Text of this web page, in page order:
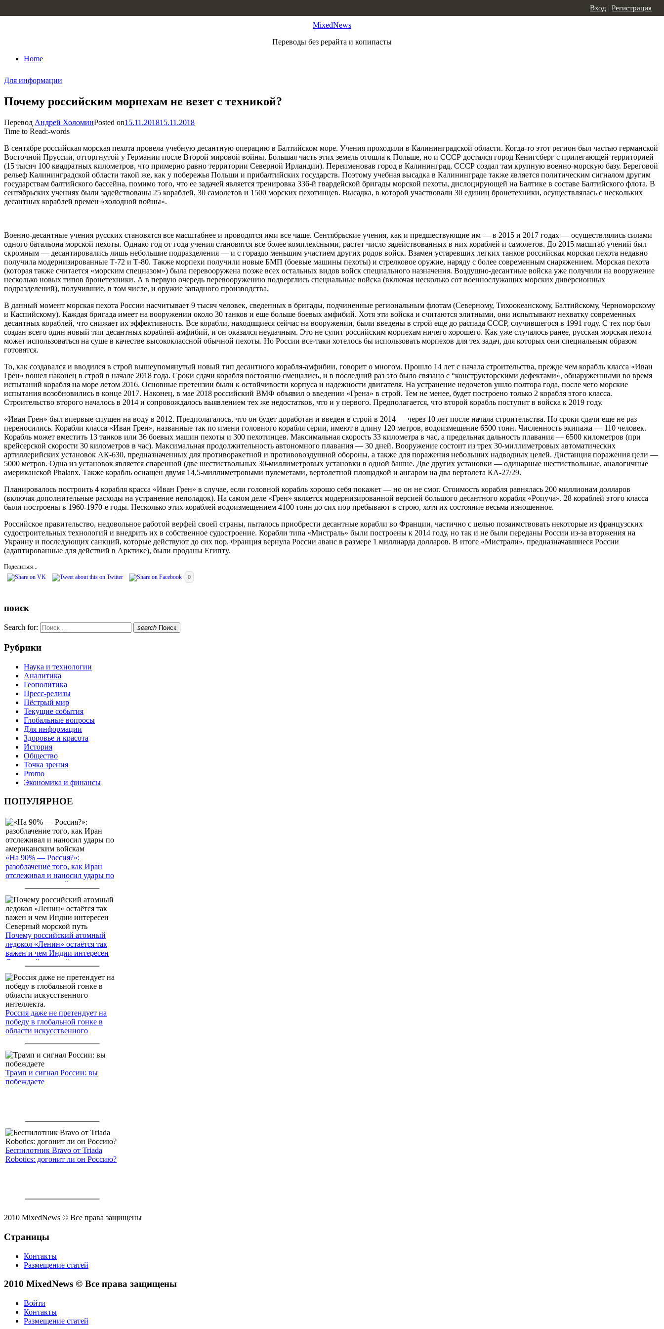
MixedNews
Переводы без рерайта и копипасты
Home
Вход | Регистрация
Для информации
Почему российским морпехам не везет с техникой?
Перевод Андрей ХоломинPosted on15.11.201815.11.2018
Time to Read:-words
В сентябре российская морская пехота провела учебную десантную операцию в Балтийском море. Учения проходили в Калининградской области. Когда-то этот регион был частью германской
Восточной Пруссии, отторгнутой у Германии после Второй мировой войны. Большая часть этих земель отошла к Польше, но и СССР достался город Кенигсберг с прилегающей территорией
(15 тысяч 100 квадратных километров, что примерно равно территории Северной Ирландии). Переименовав город в Калининград, СССР создал там крупную военно-морскую базу. Береговой
рельеф Калининградской области такой же, как у побережья Польши и прибалтийских государств. Поэтому учебная высадка в Калининграде также является политическим сигналом другим
государствам балтийского бассейна, помимо того, что ее задачей является тренировка 336-й гвардейской бригады морской пехоты, дислоцирующей на Балтике в составе Балтийского флота. В
сентябрьских учениях были задействованы 25 кораблей, 30 самолетов и 1500 морских пехотинцев. Высадка, в которой участвовали 30 единиц бронетехники, осуществлялась с нескольких
десантных кораблей времен «холодной войны».
Военно-десантные учения русских становятся все масштабнее и проводятся ими все чаще. Сентябрьские учения, как и предшествующие им — в 2015 и 2017 годах — осуществлялись силами
одного батальона морской пехоты. Однако год от года учения становятся все более комплексными, растет число задействованных в них кораблей и самолетов. До 2015 масштаб учений был
скромным — десантировались лишь небольшие подразделения — и с гораздо меньшим участием других родов войск. Взамен устаревших легких танков российская морская пехота недавно
получила модернизированные Т-72 и Т-80. Также морпехи получили новые БМП (боевые машины пехоты) и стрелковое оружие, наряду с более современным снаряжением. Морская пехота
(которая также считается «морским спецназом») была перевооружена позже всех остальных видов войск специального назначения. Воздушно-десантные войска уже получили на вооружение
несколько новых типов бронетехники. А в первую очередь перевооружению подверглись специальные войска (включая несколько сот военнослужащих морских диверсионных
подразделений), получившие, в том числе, и оружие западного производства.
В данный момент морская пехота России насчитывает 9 тысяч человек, сведенных в бригады, подчиненные региональным флотам (Северному, Тихоокеанскому, Балтийскому, Черноморскому
и Каспийскому). Каждая бригада имеет на вооружении около 30 танков и еще больше боевых амфибий. Хотя эти войска и считаются элитными, они испытывают нехватку современных
десантных кораблей, что снижает их эффективность. Все корабли, находящиеся сейчас на вооружении, были введены в строй еще до распада СССР, случившегося в 1991 году. С тех пор был
создан всего один новый тип десантных кораблей-амфибий, и он оказался неудачным. Это не сулит российским морпехам ничего хорошего. Как уже случалось ранее, русская морская пехота
может использоваться на суше в качестве высококлассной обычной пехоты. Но России все-таки хотелось бы использовать морпехов для тех задач, для которых они специальным образом
готовятся.
То, как создавался и вводился в строй вышеупомянутый новый тип десантного корабля-амфибии, говорит о многом. Прошло 14 лет с начала строительства, прежде чем корабль класса «Иван
Грен» вошел наконец в строй в начале 2018 года. Сроки сдачи корабля постоянно смещались, и в последний раз это было связано с “конструкторскими дефектами», обнаруженными во время
испытаний корабля на море летом 2016. Основные претензии были к остойчивости корпуса и надежности двигателя. На устранение недочетов ушло полтора года, после чего морские
испытания возобновились в конце 2017. Наконец, в мае 2018 российский ВМФ объявил о введении «Грена» в строй. Тем не менее, будет построено только 2 корабля этого класса.
Строительство второго началось в 2014 и сопровождалось выявлением тех же недостатков, что и у первого. Предполагается, что второй корабль поступит в войска к 2019 году.
«Иван Грен» был впервые спущен на воду в 2012. Предполагалось, что он будет доработан и введен в строй в 2014 — через 10 лет после начала строительства. Но сроки сдачи еще не раз
переносились. Корабли класса «Иван Грен», названные так по имени головного корабля серии, имеют в длину 120 метров, водоизмещение 6500 тонн. Численность экипажа — 110 человек.
Корабль может вместить 13 танков или 36 боевых машин пехоты и 300 пехотинцев. Максимальная скорость 33 километра в час, а предельная дальность плавания — 6500 километров (при
крейсерской скорости 30 километров в час). Максимальная продолжительность автономного плавания — 30 дней. Вооружение состоит из трех 30-миллиметровых автоматических
артиллерийских установок АК-630, предназначенных для противоракетной и противовоздушной обороны, а также для поражения небольших надводных целей. Дистанция поражения цели —
5000 метров. Одна из установок является спаренной (две шестиствольных 30-миллиметровых установки в одной башне. Две других установки — одинарные шестиствольные, аналогичные
американской Phalanx. Также корабль оснащен двумя 14,5-миллиметровыми пулеметами, вертолетной площадкой и ангаром на два вертолета КА-27/29.
Планировалось построить 4 корабля красса «Иван Грен» в случае, если головной корабль хорошо себя покажет — но он не смог. Стоимость корабля равнялась 200 миллионам долларов
(включая дополнительные расходы на устранение неполадок). На самом деле «Грен» является модернизированной версией большого десантного корабля «Ропуча». 28 кораблей этого класса
были построены в 1960-1970-е годы. Несколько этих кораблей водоизмещением 4100 тонн до сих пор пребывают в строю, хотя их состояние весьма изношенное.
Российское правительство, недовольное работой верфей своей страны, пыталось приобрести десантные корабли во Франции, частично с целью позаимствовать некоторые из французских
судостроительных технологий и внедрить их в собственное судостроение. Корабли типа «Мистраль» были построены к 2014 году, но так и не были переданы России из-за вторжения на
Украину и последующих санкций, которые действуют до сих пор. Франция вернула России аванс в размере 1 миллиарда долларов. В итоге «Мистрали», предназначавшиеся России
(адаптированные для действий в Арктике), были проданы Египту.
Поделиться...
0
поиск
Search for: search Поиск
Рубрики
Наука и технологии
Аналитика
Геополитика
Пресс-релизы
Пёстрый мир
Текущие события
Глобальные вопросы
Для информации
Здоровье и красота
История
Общество
Точка зрения
Promo
Экономика и финансы
ПОПУЛЯРНОЕ
«На 90% — Россия?»:
разоблачение того, как Иран
отслеживал и наносил удары по
американским войскам
Почему российский атомный
ледокол «Ленин» остаётся так
важен и чем Индии интересен
Северный морской путь
Россия даже не претендует на
победу в глобальной гонке в
области искусственного
Трамп и сигнал России: вы
побеждаете
Беспилотник Bravo от Triada
Robotics: догонит ли он Россию?
2010 MixedNews © Все права защищены
Страницы
Контакты
Размещение статей
2010 MixedNews © Все права защищены
Войти
Контакты
Размещение статей